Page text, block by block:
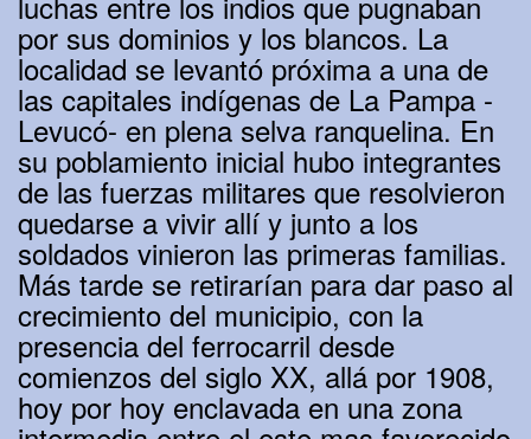
por sus dominios y los blancos. La
localidad se levantó próxima a una de
las capitales indígenas de La Pampa -
Levucó- en plena selva ranquelina. En
su poblamiento inicial hubo integrantes
de las fuerzas militares que resolvieron
quedarse a vivir allí y junto a los
soldados vinieron las primeras familias.
Más tarde se retirarían para dar paso al
crecimiento del municipio, con la
presencia del ferrocarril desde
comienzos del siglo XX, allá por 1908,
hoy por hoy enclavada en una zona